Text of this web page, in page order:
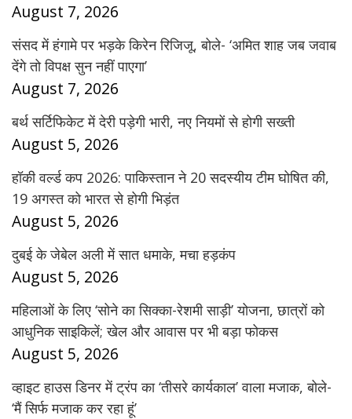
August 7, 2026
संसद में हंगामे पर भड़के किरेन रिजिजू, बोले- ‘अमित शाह जब जवाब
देंगे तो विपक्ष सुन नहीं पाएगा’
August 7, 2026
बर्थ सर्टिफिकेट में देरी पड़ेगी भारी, नए नियमों से होगी सख्ती
August 5, 2026
हॉकी वर्ल्ड कप 2026: पाकिस्तान ने 20 सदस्यीय टीम घोषित की,
19 अगस्त को भारत से होगी भिड़ंत
August 5, 2026
दुबई के जेबेल अली में सात धमाके, मचा हड़कंप
August 5, 2026
महिलाओं के लिए ‘सोने का सिक्का-रेशमी साड़ी’ योजना, छात्रों को
आधुनिक साइकिलें; खेल और आवास पर भी बड़ा फोकस
August 5, 2026
व्हाइट हाउस डिनर में ट्रंप का ‘तीसरे कार्यकाल’ वाला मजाक, बोले-
‘मैं सिर्फ मजाक कर रहा हूं’